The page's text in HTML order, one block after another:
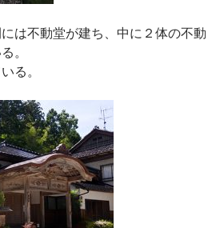
は不動堂が建ち、中に２体の不動
。
る。